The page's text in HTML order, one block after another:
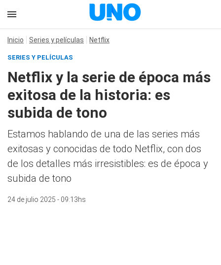
Inicio Series y películas Netflix
SERIES Y PELÍCULAS
Netflix y la serie de época más
exitosa de la historia: es
subida de tono
Estamos hablando de una de las series más
exitosas y conocidas de todo Netflix, con dos
de los detalles más irresistibles: es de época y
subida de tono
24 de julio 2025 - 09:13hs